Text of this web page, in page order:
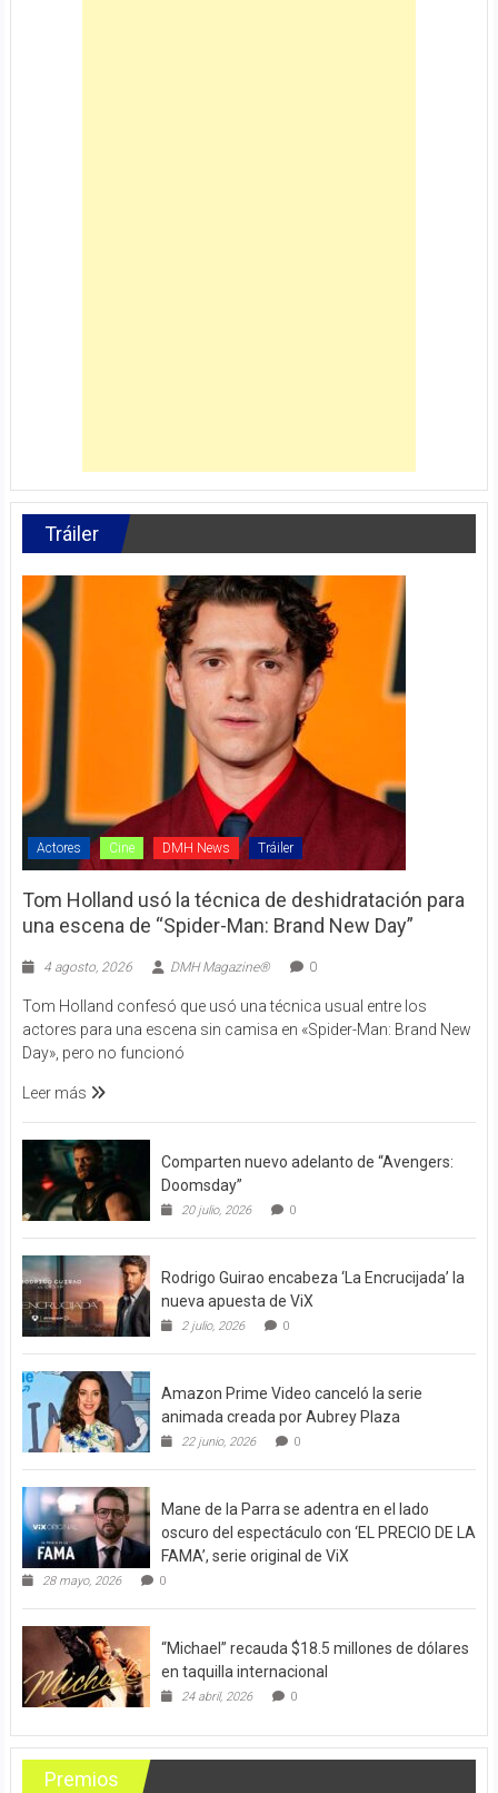
Tráiler
Actores Cine DMH News Tráiler
Tom Holland usó la técnica de deshidratación para
una escena de “Spider-Man: Brand New Day”
4 agosto, 2026 DMH Magazine® 0
Tom Holland confesó que usó una técnica usual entre los
actores para una escena sin camisa en «Spider-Man: Brand New
Day», pero no funcionó
Leer más
Comparten nuevo adelanto de “Avengers:
Doomsday”
20 julio, 2026 0
Rodrigo Guirao encabeza ‘La Encrucijada’ la
nueva apuesta de ViX
2 julio, 2026 0
Amazon Prime Video canceló la serie
animada creada por Aubrey Plaza
22 junio, 2026 0
Mane de la Parra se adentra en el lado
oscuro del espectáculo con ‘EL PRECIO DE LA
FAMA’, serie original de ViX
28 mayo, 2026 0
“Michael” recauda $18.5 millones de dólares
en taquilla internacional
24 abril, 2026 0
Premios